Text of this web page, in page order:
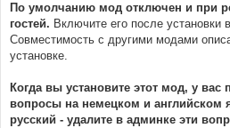
По умолчанию мод отключен и при
гостей. Включите его после установки
Совместимость с другими модами
установке.
Когда вы установите этот мод, у
вопросы на немецком и английском
русский - удалите в админке эти